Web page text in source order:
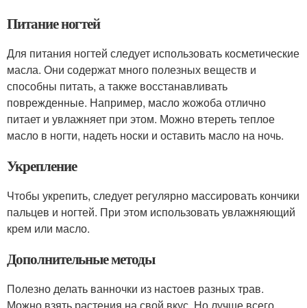
Питание ногтей
Для питания ногтей следует использовать косметические
масла. Они содержат много полезных веществ и
способны питать, а также восстанавливать
поврежденные. Например, масло жожоба отлично
питает и увлажняет при этом. Можно втереть теплое
масло в ногти, надеть носки и оставить масло на ночь.
Укрепление
Чтобы укрепить, следует регулярно массировать кончики
пальцев и ногтей. При этом использовать увлажняющий
крем или масло.
Дополнительные методы
Полезно делать ванночки из настоев разных трав.